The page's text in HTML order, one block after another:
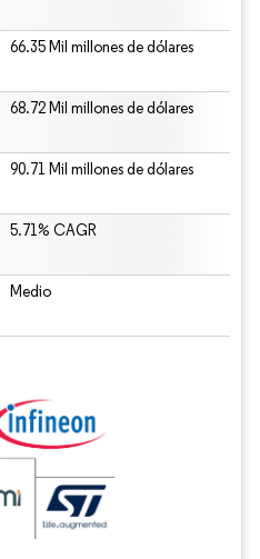
66.35 Mil millones de dólares
68.72 Mil millones de dólares
90.71 Mil millones de dólares
5.71% CAGR
Medio
requiere atribución según CC BY 4.0.